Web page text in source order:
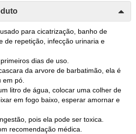
para cicatrização, banho de
de repetição, infecção urinaria e
dias de uso.
da arvore de barbatimão, ela é
pó.
litro de água, colocar uma colher de
em fogo baixo, esperar amornar e
pois ela pode ser toxica.
recomendação médica.